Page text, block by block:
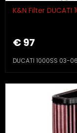
K&N Filter
€ 97
DUCATI 1000SS 03-